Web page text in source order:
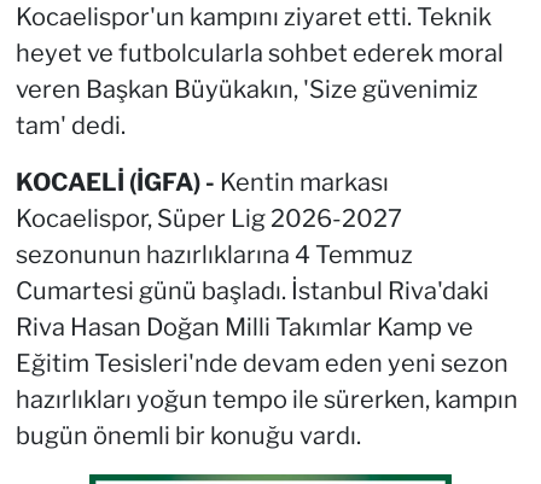
Kocaelispor'un kampını ziyaret etti. Teknik
heyet ve futbolcularla sohbet ederek moral
veren Başkan Büyükakın, 'Size güvenimiz
tam' dedi.
KOCAELİ (İGFA) - Kentin markası
Kocaelispor, Süper Lig 2026-2027
sezonunun hazırlıklarına 4 Temmuz
Cumartesi günü başladı. İstanbul Riva'daki
Riva Hasan Doğan Milli Takımlar Kamp ve
Eğitim Tesisleri'nde devam eden yeni sezon
hazırlıkları yoğun tempo ile sürerken, kampın
bugün önemli bir konuğu vardı.